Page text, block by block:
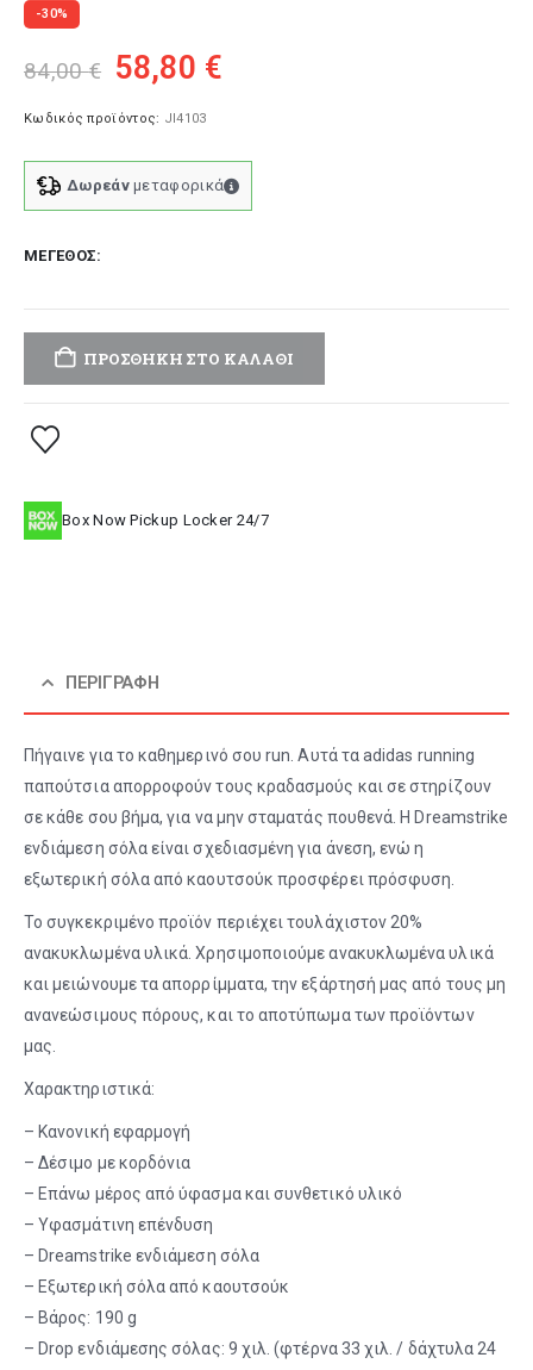
-30%
84,00€ Original
was:
84,00 €.
58,80 €
είναι:
58,80 €.
Κωδικός προϊόντος: JI4103
Δωρεάνμεταφορικά
ΜΈΓΕΘΟΣ
ΠΡΟΣΘΉΚΗ ΣΤΟ ΚΑΛΆΘΙ
Box Now Pickup Locker 24/7
ΠΕΡΙΓΡΑΦΉ
Πήγαινε για το καθημερινό σου run. Αυτά τα adidas running
παπούτσια απορροφούν τους κραδασμούς και σε στηρίζουν
σε κάθε σου βήμα, για να μην σταματάς πουθενά. Η Dreamstrike
ενδιάμεση σόλα είναι σχεδιασμένη για άνεση, ενώ η
εξωτερική σόλα από καουτσούκ προσφέρει πρόσφυση.
Το συγκεκριμένο προϊόν περιέχει τουλάχιστον 20%
ανακυκλωμένα υλικά. Χρησιμοποιούμε ανακυκλωμένα υλικά
και μειώνουμε τα απορρίμματα, την εξάρτησή μας από τους μη
ανανεώσιμους πόρους, και το αποτύπωμα των προϊόντων
μας.
Χαρακτηριστικά:
– Κανονική εφαρμογή
– Δέσιμο με κορδόνια
– Επάνω μέρος από ύφασμα και συνθετικό υλικό
– Υφασμάτινη επένδυση
– Dreamstrike ενδιάμεση σόλα
– Εξωτερική σόλα από καουτσούκ
– Βάρος: 190 g
– Drop ενδιάμεσης σόλας: 9 χιλ. (φτέρνα 33 χιλ. / δάχτυλα 24